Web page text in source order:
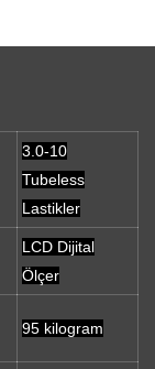
3.0-10
Tubeless
Lastikler
LCD Dijital
Ölçer
95 kilogram